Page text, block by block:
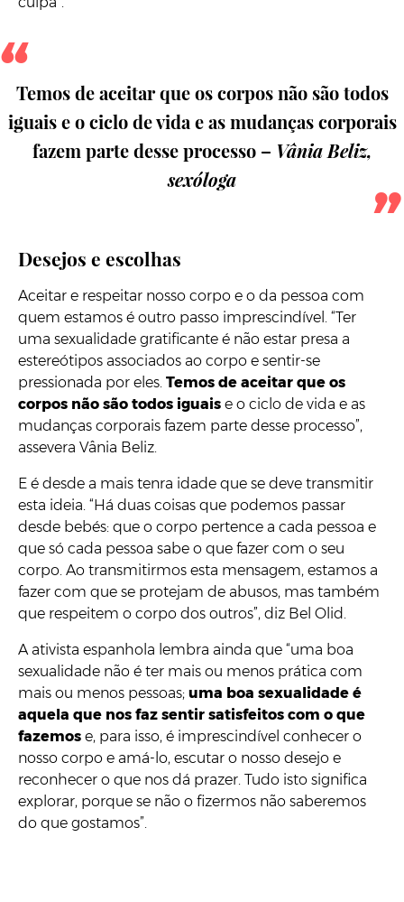
Temos de aceitar que os corpos não são todos
iguais e o ciclo de vida e as mudanças corporais
fazem parte desse processo – Vânia Beliz,
sexóloga
Desejos e escolhas
Aceitar e respeitar nosso corpo e o da pessoa com
quem estamos é outro passo imprescindível. “Ter
uma sexualidade gratificante é não estar presa a
estereótipos associados ao corpo e sentir-se
pressionada por eles. Temos de aceitar que os
corpos não são todos iguais e o ciclo de vida e as
mudanças corporais fazem parte desse processo”,
assevera Vânia Beliz.
E é desde a mais tenra idade que se deve transmitir
esta ideia. “Há duas coisas que podemos passar
desde bebés: que o corpo pertence a cada pessoa e
que só cada pessoa sabe o que fazer com o seu
corpo. Ao transmitirmos esta mensagem, estamos a
fazer com que se protejam de abusos, mas também
que respeitem o corpo dos outros”, diz Bel Olid.
A ativista espanhola lembra ainda que “uma boa
sexualidade não é ter mais ou menos prática com
mais ou menos pessoas; uma boa sexualidade é
aquela que nos faz sentir satisfeitos com o que
fazemos e, para isso, é imprescindível conhecer o
nosso corpo e amá-lo, escutar o nosso desejo e
reconhecer o que nos dá prazer. Tudo isto significa
explorar, porque se não o fizermos não saberemos
do que gostamos”.